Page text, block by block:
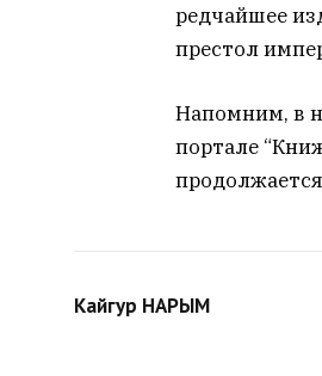
редчайшее
престол
Напомним, в
портале
Кайгур НАРЫМ